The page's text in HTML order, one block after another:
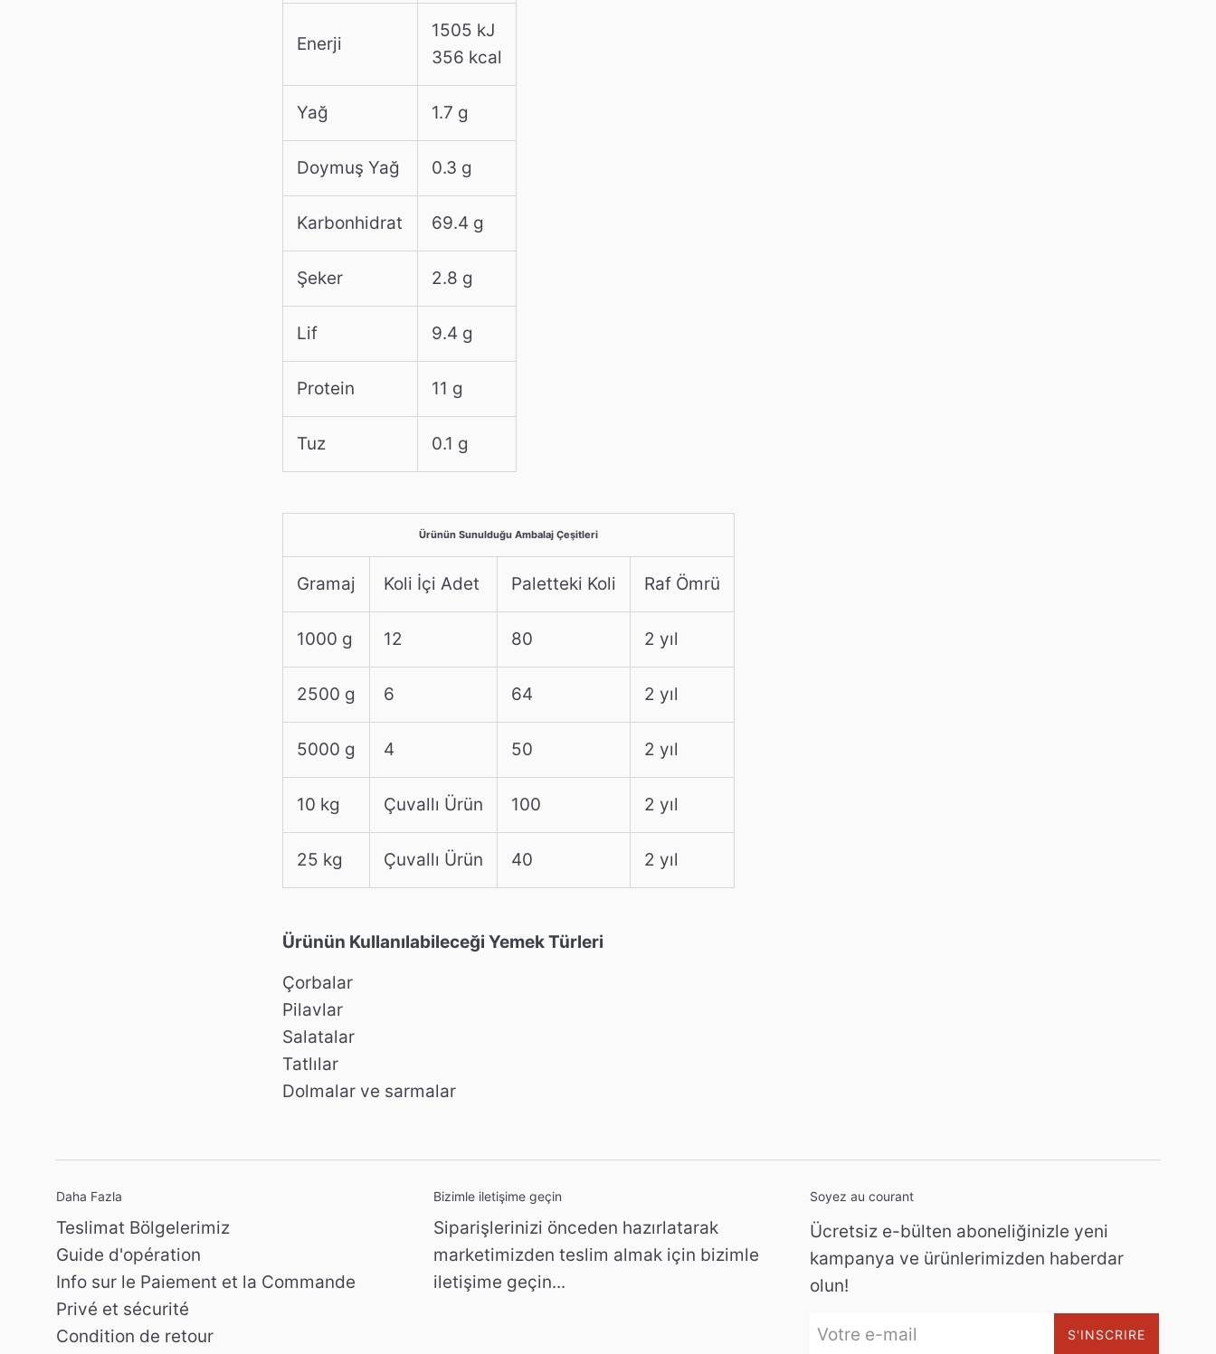
Enerji
1505 kJ
356 kcal
Yağ 1.7 g
Doymuş Yağ 0.3 g
Karbonhidrat 69.4 g
Şeker 2.8 g
Lif 9.4 g
Protein 11 g
Tuz 0.1 g
Ürünün Sunulduğu Ambalaj Çeşitleri
Gramaj Koli İçi Adet Paletteki Koli Raf Ömrü
1000 g 12 80 2 yıl
2500 g 6 64 2 yıl
5000 g 4 50 2 yıl
10 kg Çuvallı Ürün 100 2 yıl
25 kg Çuvallı Ürün 40 2 yıl
Ürünün Kullanılabileceği Yemek Türleri
Çorbalar
Pilavlar
Salatalar
Tatlılar
Dolmalar ve sarmalar
Daha Fazla
Teslimat Bölgelerimiz
Guide d'opération
Info sur le Paiement et la Commande
Privé et sécurité
Condition de retour
Bizimle iletişime geçin
Siparişlerinizi önceden hazırlatarak
marketimizden teslim almak için bizimle
iletişime geçin...
Soyez au courant
Ücretsiz e-bülten aboneliğinizle yeni
kampanya ve ürünlerimizden haberdar
olun!
S'INSCRIRE